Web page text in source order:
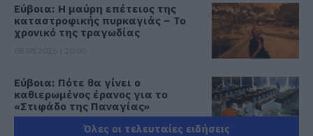
Εύβοια: Η μαύρη επέτειος της
καταστροφικής πυρκαγιάς – Το
χρονικό της τραγωδίας
Εύβοια: Πότε θα γίνει ο
καθιερωμένος έρανος για το
«Στιφάδο της Παναγίας»
08.08.2026 | 19:40Όλες οι τελευταίες ειδήσεις